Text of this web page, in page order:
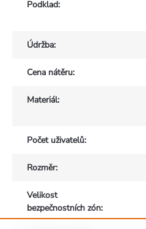
Podklad:
Údržba:
Cena nátěru:
Materiál:
Počet uživatelů:
Rozměr:
Velikost
bezpečnostních zón: